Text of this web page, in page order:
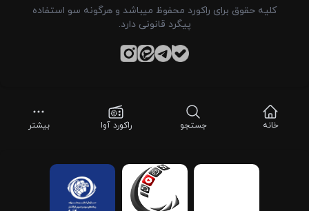
کلیه حقوق برای راکورد محفوظ میباشد و هرگونه سو استفاده
پیگرد قانونی دارد.
خانه جستجو راکورد آوا بیشتر